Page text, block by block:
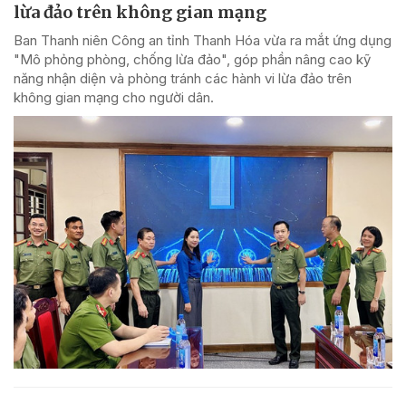
lừa đảo trên không gian mạng
Ban Thanh niên Công an tỉnh Thanh Hóa vừa ra mắt ứng dụng
"Mô phỏng phòng, chống lừa đảo", góp phần nâng cao kỹ
năng nhận diện và phòng tránh các hành vi lừa đảo trên
không gian mạng cho người dân.